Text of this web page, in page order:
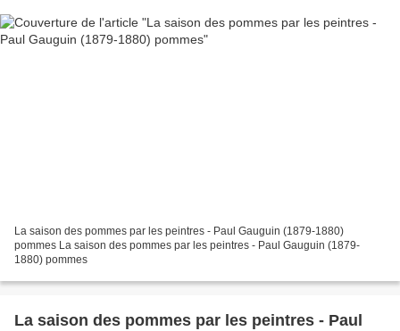
La saison des pommes par les peintres - Paul Gauguin (1879-1880)
pommes La saison des pommes par les peintres - Paul Gauguin (1879-
1880) pommes
La saison des pommes par les peintres - Paul